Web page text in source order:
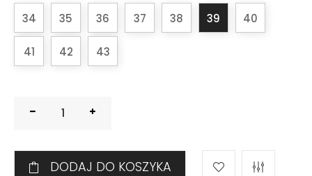
34 35 36 37 38 39 40
41 42 43
DODAJ DO KOSZYKA